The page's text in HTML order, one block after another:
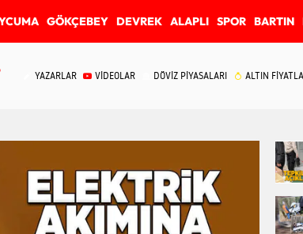
GÖKÇEBEY DEVREK ALAPLI SPOR BARTIN
YAZARLAR VİDEOLAR DÖVİZ PİYASALARI ALTIN